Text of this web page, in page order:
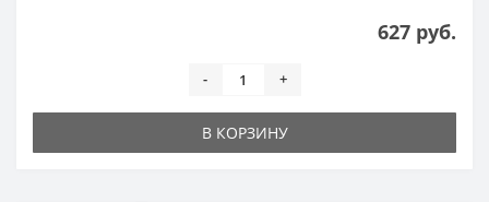
627 руб.
- +
В КОРЗИНУ